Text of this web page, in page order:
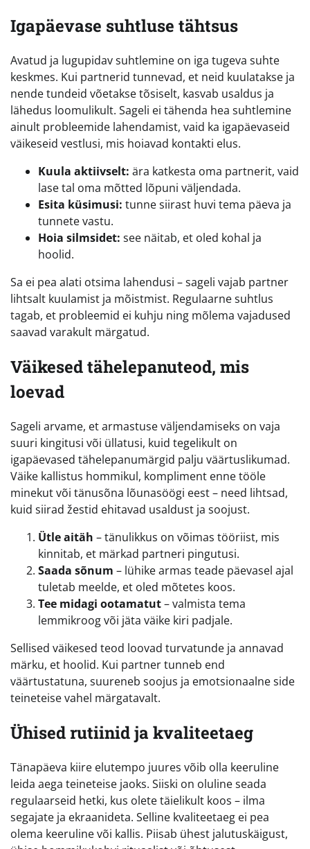
Igapäevase suhtluse tähtsus
Avatud ja lugupidav suhtlemine on iga tugeva suhte
keskmes. Kui partnerid tunnevad, et neid kuulatakse ja
nende tundeid võetakse tõsiselt, kasvab usaldus ja
lähedus loomulikult. Sageli ei tähenda hea suhtlemine
ainult probleemide lahendamist, vaid ka igapäevaseid
väikeseid vestlusi, mis hoiavad kontakti elus.
Kuula aktiivselt: ära katkesta oma partnerit, vaid
lase tal oma mõtted lõpuni väljendada.
Esita küsimusi: tunne siirast huvi tema päeva ja
tunnete vastu.
Hoia silmsidet: see näitab, et oled kohal ja
hoolid.
Sa ei pea alati otsima lahendusi – sageli vajab partner
lihtsalt kuulamist ja mõistmist. Regulaarne suhtlus
tagab, et probleemid ei kuhju ning mõlema vajadused
saavad varakult märgatud.
Väikesed tähelepanuteod, mis
loevad
Sageli arvame, et armastuse väljendamiseks on vaja
suuri kingitusi või üllatusi, kuid tegelikult on
igapäevased tähelepanumärgid palju väärtuslikumad.
Väike kallistus hommikul, kompliment enne tööle
minekut või tänusõna lõunasöögi eest – need lihtsad,
kuid siirad žestid ehitavad usaldust ja soojust.
Ütle aitäh – tänulikkus on võimas tööriist, mis
kinnitab, et märkad partneri pingutusi.
Saada sõnum – lühike armas teade päevasel ajal
tuletab meelde, et oled mõtetes koos.
Tee midagi ootamatut– valmista tema
lemmikroog või jäta väike kiri padjale.
Sellised väikesed teod loovad turvatunde ja annavad
märku, et hoolid. Kui partner tunneb end
väärtustatuna, suureneb soojus ja emotsionaalne side
teineteise vahel märgatavalt.
Ühised rutiinid ja kvaliteetaeg
Tänapäeva kiire elutempo juures võib olla keeruline
leida aega teineteise jaoks. Siiski on oluline seada
regulaarseid hetki, kus olete täielikult koos – ilma
segajate ja ekraanideta. Selline kvaliteetaeg ei pea
olema keeruline või kallis. Piisab ühest jalutuskäigust,